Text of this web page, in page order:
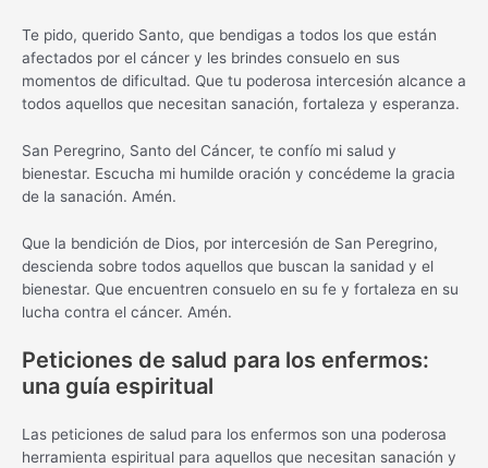
Te pido, querido Santo, que bendigas a todos los que están
afectados por el cáncer y les brindes consuelo en sus
momentos de dificultad. Que tu poderosa intercesión alcance a
todos aquellos que necesitan sanación, fortaleza y esperanza.
San Peregrino, Santo del Cáncer, te confío mi salud y
bienestar. Escucha mi humilde oración y concédeme la gracia
de la sanación. Amén.
Que la bendición de Dios, por intercesión de San Peregrino,
descienda sobre todos aquellos que buscan la sanidad y el
bienestar. Que encuentren consuelo en su fe y fortaleza en su
lucha contra el cáncer. Amén.
Peticiones de salud para los enfermos:
una guía espiritual
Las peticiones de salud para los enfermos son una poderosa
herramienta espiritual para aquellos que necesitan sanación y